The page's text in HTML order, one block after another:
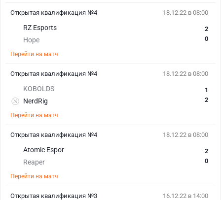
18.12.22 в 08:00
RZ Esports
Hope
2
0
Перейти на матч
Открытая квалификация №4
18.12.22 в 08:00
KOBOLDS
NerdRig
1
2
Перейти на матч
Открытая квалификация №4
18.12.22 в 08:00
Atomic Espor
Reaper
2
0
Перейти на матч
Открытая квалификация №4
16.12.22 в 14:00
Открытая квалификация №3